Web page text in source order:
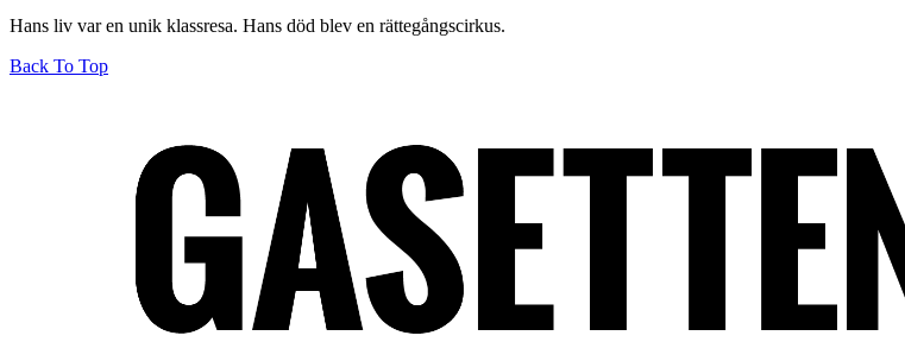
Hans liv var en unik klassresa. Hans död blev en rättegångscirkus.
Back To Top